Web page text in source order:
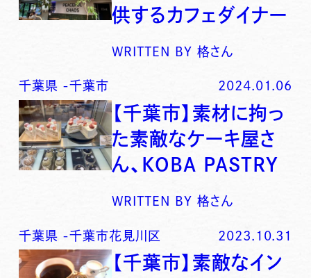
供するカフェダイナー
WRITTEN BY 格さん
千葉県 -千葉市 2024.01.06
【千葉市】素材に拘っ
た素敵なケーキ屋さ
ん、KOBA PASTRY
WRITTEN BY 格さん
千葉県 -千葉市花見川区 2023.10.31
【千葉市】素敵なイン